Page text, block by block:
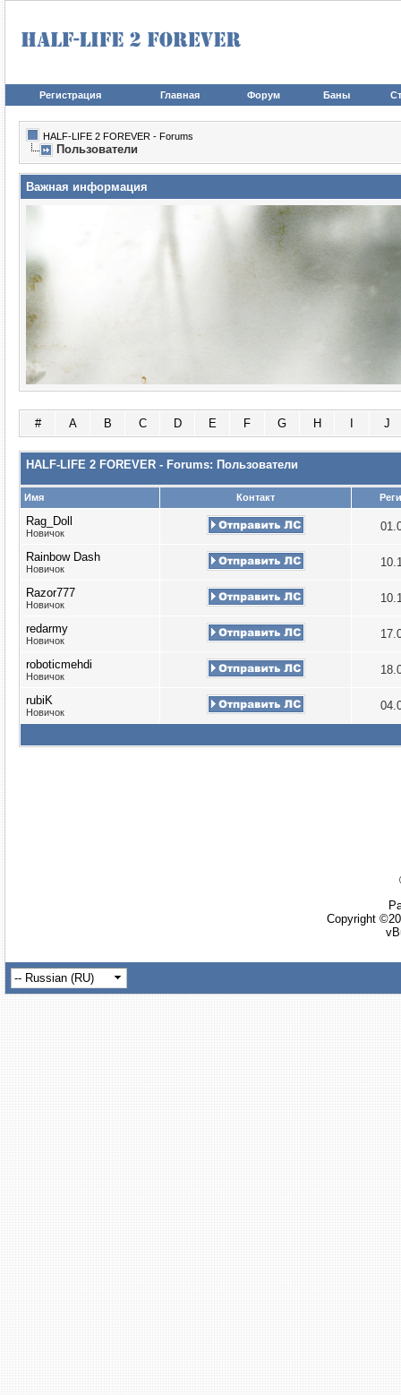
Регистрация Главная Форум Баны
HALF-LIFE 2 FOREVER - Forums
Пользователи
Важная информация
# A B C D E F G H J
HALF-LIFE 2 FOREVER - Forums: Пользователи
Имя Контакт
Rag_Doll
Новичок
Rainbow Dash
Новичок
Razor777
Новичок
redarmy
Новичок
roboticmehdi
Новичок
rubiK
Новичок
Copyright